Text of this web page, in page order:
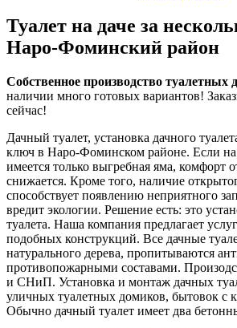
Туалет на даче за
Наро-Фоминский район
Собственное производство туалетных
наличии много готовых вариантов!
сейчас!
Дачный туалет, установка дачного
ключ в Наро-Фоминском районе. Если на
имеется только выгребная яма, комфорт
снижается. Кроме того, наличие
способствует появлению неприятного
вредит экологии. Решение есть: это
туалета. Наша компания предлагает
подобных конструкций. Все дачные
натурального дерева, пропитываются
противопожарными составами.
и СНиП. Установка и монтаж дачных
уличных туалетных домиков, бытовок с
Обычно дачный туалет имеет два